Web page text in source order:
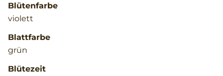
Blütenfarbe
violett
Blattfarbe
grün
Blütezeit